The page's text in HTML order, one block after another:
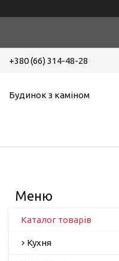
+380 (66) 314-48-28
Будинок з каміном
Каталог товарів
Кухня